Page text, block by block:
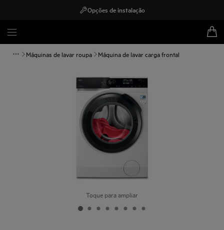
Opções de instalação
Máquinas de lavar roupa Máquina de lavar carga frontal
Toque para ampliar